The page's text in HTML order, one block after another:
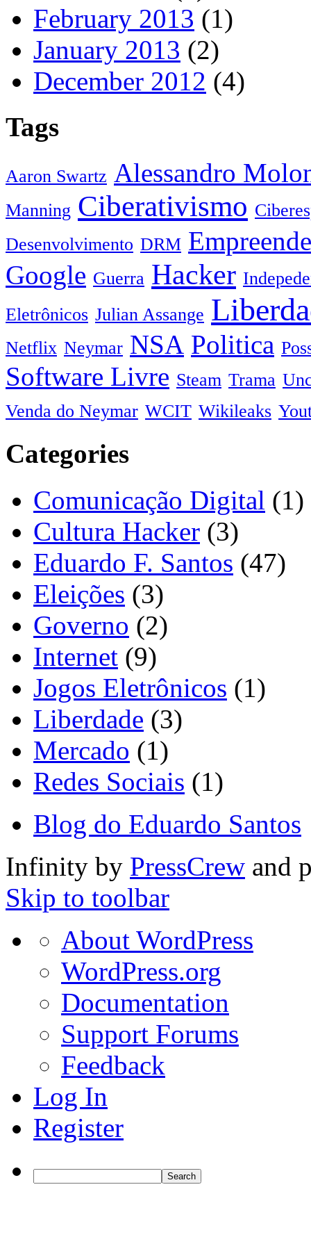
February 2013 (1)
January 2013 (2)
December 2012 (4)
Tags
Aaron Swartz Alessandro
Manning Ciberativismo
Desenvolvimento DRM
Google Guerra Hacker
Eletrônicos Julian Assange
Netflix Neymar NSA Politica
Software Livre Steam Trama
Venda do Neymar WCIT Wikileaks
Categories
Comunicação Digital (1)
Cultura Hacker (3)
Eduardo F. Santos (47)
Eleições (3)
Governo (2)
Internet (9)
Jogos Eletrônicos (1)
Liberdade (3)
Mercado (1)
Redes Sociais (1)
Blog do Eduardo Santos
Infinity by PressCrew and
Skip to toolbar
WordPressAbout WordPress
WordPress.org
Documentation
Support Forums
Feedback
Log In
Register
Search